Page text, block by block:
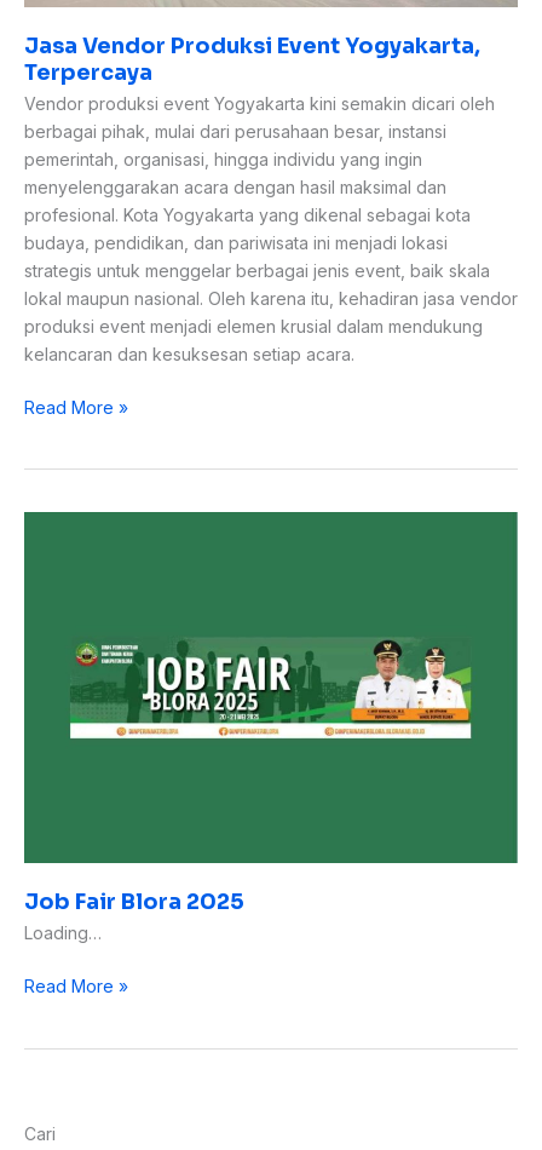
Jasa Vendor Produksi Event Yogyakarta,
Terpercaya
Vendor produksi event Yogyakarta kini semakin dicari oleh
berbagai pihak, mulai dari perusahaan besar, instansi
pemerintah, organisasi, hingga individu yang ingin
menyelenggarakan acara dengan hasil maksimal dan
profesional. Kota Yogyakarta yang dikenal sebagai kota
budaya, pendidikan, dan pariwisata ini menjadi lokasi
strategis untuk menggelar berbagai jenis event, baik skala
lokal maupun nasional. Oleh karena itu, kehadiran jasa vendor
produksi event menjadi elemen krusial dalam mendukung
kelancaran dan kesuksesan setiap acara.
Read More »
Job Fair Blora 2025
Loading…
Read More »
Cari